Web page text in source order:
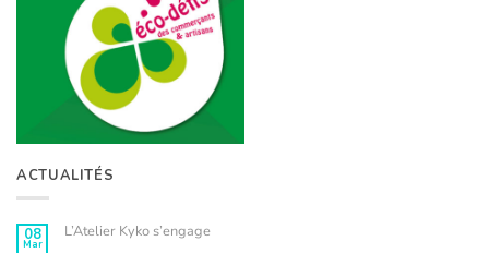
ACTUALITÉS
08
Mar
L’Atelier Kyko s’engage